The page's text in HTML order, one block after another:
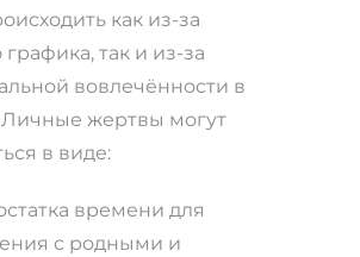
как из-за
так и из-за
вовлечённости в
Личные жертвы могут
в виде:
времени для
с родными и